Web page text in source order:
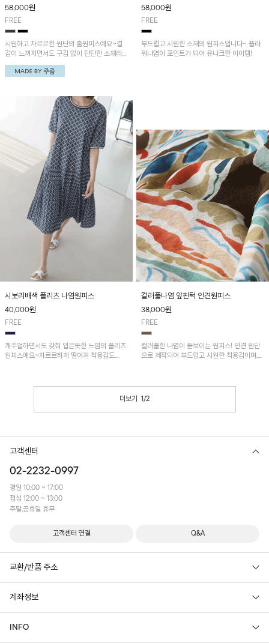
58,000원
FREE
시원하고 차르르한 원단의 훌원피스예요~결
감이 느껴지면서도 구김 없이 탄탄한 소재라
손이 자주 가실 거예요!
58,000원
FREE
부드럽고 시원한 소재의 원피스입니다~ 플라
워나염이 포인트가 되어 유니크한 아이템!
시보리배색 플리츠 나염원피스
40,000원
FREE
캐주얼하면서도 갖춰 입은듯한 느낌의 플리츠
원피스예요~차르르하게 떨어져 착용감도
컬러풀나염 앞핀턱 인견원피스
38,000원
FREE
컬러풀한 나염이 돋보이는 원피스! 인견 원단
으로 제작되어 부드럽고 시원한 착용감이며,
니다~
더보기 1/2
고객센터
02-2232-0997
평일 10:00 ~ 17:00
점심 12:00 ~ 13:00
주말,공휴일 휴무
고객센터 연결 Q&A
교환/반품 주소
계좌정보
INFO